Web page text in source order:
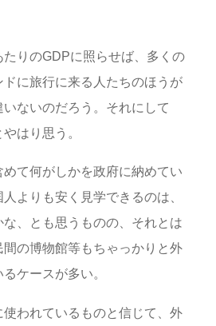
たりのGDPに照らせば、多くの
に旅行に来る人たちのほうが
ないのだろう。それにして
はり思う。
て何がしかを政府に納めてい
よりも安く見学できるのは、
な、とも思うものの、それとは
間の博物館等もちゃっかりと外
ケースが多い。
われているものと信じて、外